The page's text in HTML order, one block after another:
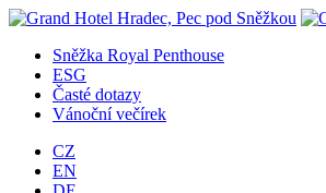
Přejít
obsah
Sněžka Royal Penthouse
ESG
Časté dotazy
Vánoční večírek
CZ
EN